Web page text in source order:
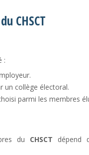
CHSCT
:
un collège électoral.
parmi les membres
du CHSCT dépend